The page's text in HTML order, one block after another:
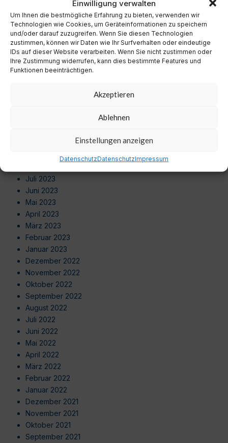
Einwilligung verwalten
Um Ihnen die bestmögliche Erfahrung zu bieten, verwenden wir
Technologien wie Cookies, um Geräteinformationen zu speichern
und/oder darauf zuzugreifen. Wenn Sie diesen Technologien
zustimmen, können wir Daten wie Ihr Surfverhalten oder eindeutige
IDs auf dieser Website verarbeiten. Wenn Sie nicht zustimmen oder
Ihre Zustimmung widerrufen, kann dies bestimmte Features und
Funktionen beeinträchtigen.
Akzeptieren
Ablehnen
Einstellungen anzeigen
DatenschutzDatenschutzImpressum
September 2024
August 2024
Juli 2024
Juni 2024
Mai 2024
April 2024
September 2023
Juli 2023
Juni 2023
Mai 2023
April 2023
März 2023
Februar 2023
Januar 2023
Dezember 2022
November 2022
Oktober 2022
September 2022
August 2022
Juli 2022
Juni 2022
Mai 2022
April 2022
März 2022
Februar 2022
Januar 2022
Dezember 2021
November 2021
Oktober 2021
September 2021